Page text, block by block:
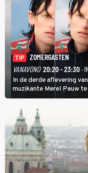
TIP
ZOMERGASTEN
VANAVOND 20:20 - 23:30·
In de derde aflevering
muzikante Merel Pauw
boeiende avond
identiteit: grenzeloos,